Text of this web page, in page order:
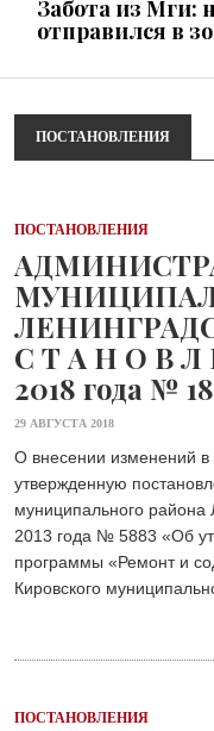
Забота из Мги:
отправился в
ОБЩЕСТВО
Учреждения
новому
31 ИЮЛЯ 2026
Шлиссельбург
днях стойкости
30 ИЮЛЯ 2026
ОБЩЕСТВО
С рабочим
29 ИЮЛЯ 2026
ОБЩЕСТВО
Особенный
ОБЩЕСТВО
Юлия Бахир в
Ленобласти
27 ИЮЛЯ 2026
ОБЩЕСТВО
Трудовой
ПОСТАНОВЛЕНИЯ
ПОСТАНОВЛЕНИЯ
С Т А Н О В Л
2018 года №
29 АВГУСТА 2018
О внесении изменений
утвержденную
муниципального района
2013 года № 5883 «Об
программы «Ремонт и
Кировского
ПОСТАНОВЛЕНИЯ